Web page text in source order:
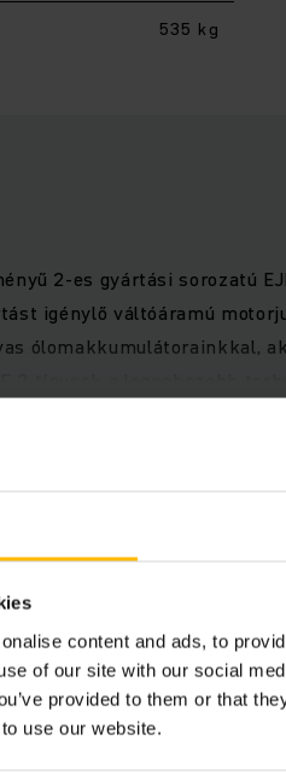
content and ads, to
of our site with our social
provided to them or that
use our website.
535 kg
2-es gyártási sorozatú
igénylő váltóáramú
ólomakkumulátorainkkal,
kiemelt fontosságú. A
villakialakítással
mindennapokban.